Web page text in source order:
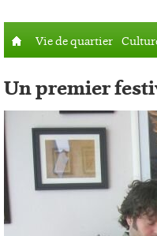
Vie de quartier
Un premier